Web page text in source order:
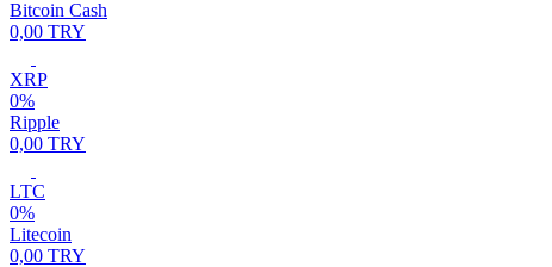
Bitcoin Cash
0,00 TRY
XRP
0%
Ripple
0,00 TRY
LTC
0%
Litecoin
0,00 TRY